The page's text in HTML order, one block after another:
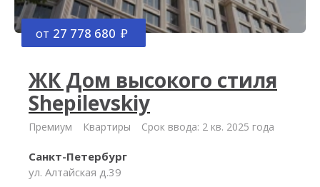
от 27 778 680
ЖК Дом высокого стиля
Shepilevskiy
Премиум Квартиры Срок ввода: 2 кв. 2025 года
Санкт-Петербург
ул. Алтайская д.39